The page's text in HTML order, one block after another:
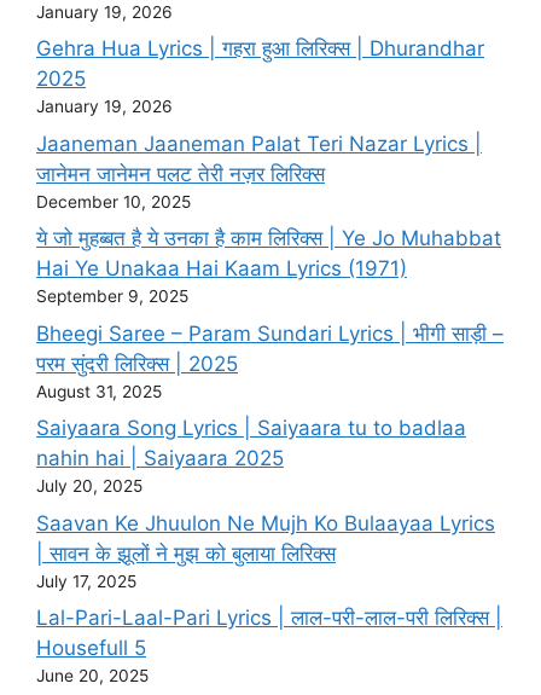
January 19, 2026
Gehra Hua Lyrics | गहरा हुआ लिरिक्स | Dhurandhar
2025
January 19, 2026
Jaaneman Jaaneman Palat Teri Nazar Lyrics |
जानेमन जानेमन पलट तेरी नज़र लिरिक्स
December 10, 2025
ये जो मुहब्बत है ये उनका है काम लिरिक्स | Ye Jo Muhabbat
Hai Ye Unakaa Hai Kaam Lyrics (1971)
September 9, 2025
Bheegi Saree – Param Sundari Lyrics | भीगी साड़ी –
परम सुंदरी लिरिक्स | 2025
August 31, 2025
Saiyaara Song Lyrics | Saiyaara tu to badlaa
nahin hai | Saiyaara 2025
July 20, 2025
Saavan Ke Jhuulon Ne Mujh Ko Bulaayaa Lyrics
| सावन के झूलों ने मुझ को बुलाया लिरिक्स
July 17, 2025
Lal-Pari-Laal-Pari Lyrics | लाल-परी-लाल-परी लिरिक्स |
Housefull 5
June 20, 2025